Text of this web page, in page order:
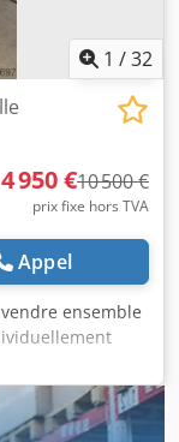
1 /32
4 950 €10 500 €
prix fixe hors TVA
Appel
ensemble
4 950 € Photo
Agpswa
Avance